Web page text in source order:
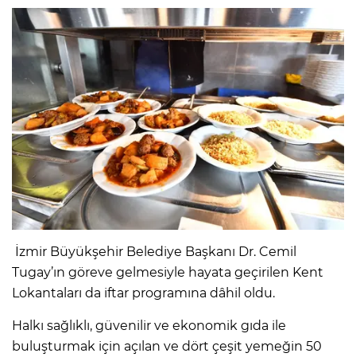
İzmir Büyükşehir Belediye Başkanı Dr. Cemil
Tugay’ın göreve gelmesiyle hayata geçirilen Kent
Lokantaları da iftar programına dâhil oldu.
Halkı sağlıklı, güvenilir ve ekonomik gıda ile
buluşturmak için açılan ve dört çeşit yemeğin 50